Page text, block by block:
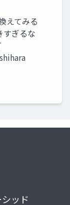
えてみる
すぎるな
ッド